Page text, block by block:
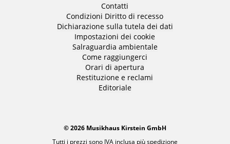
Contatti
Condizioni Diritto di recesso
Dichiarazione sulla tutela dei dati
Impostazioni dei cookie
Salraguardia ambientale
Come raggiungerci
Orari di apertura
Restituzione e reclami
Editoriale
© 2026 Musikhaus Kirstein GmbH
Tutti i prezzi sono IVA inclusa piùspedizione